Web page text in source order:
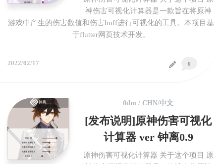
神伤害可视化计算器是一款旨在将原神
游戏中产生的伤害数值和伤害buff进行可视化的工具。本项目基
于flutter网页技术开发。
0
2022/02/17
0dm / CHN/中文
[发布说明]原神伤害可视化
计算器 ver 钟离0.9
原神伤害可视化计算器 关于这个项目 原